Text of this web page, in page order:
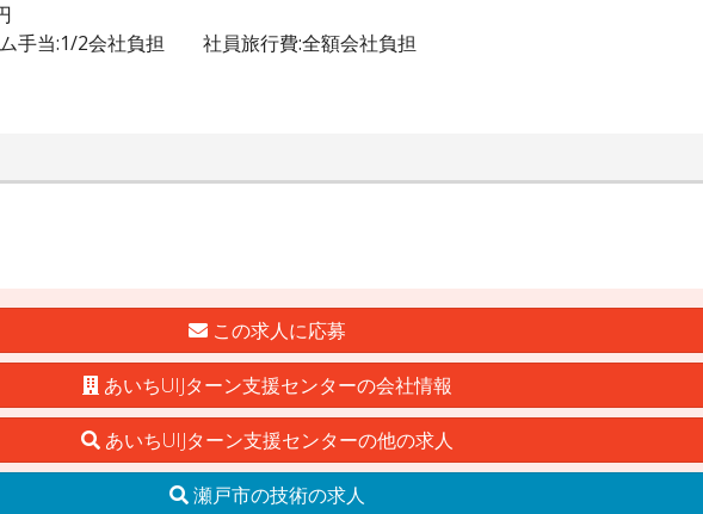
手当:1/2会社負担 社員旅行費:全額会社負担
この求人に応募
あいちUIJターン支援センターの会社情報
あいちUIJターン支援センターの他の求人
瀬戸市の技術の求人